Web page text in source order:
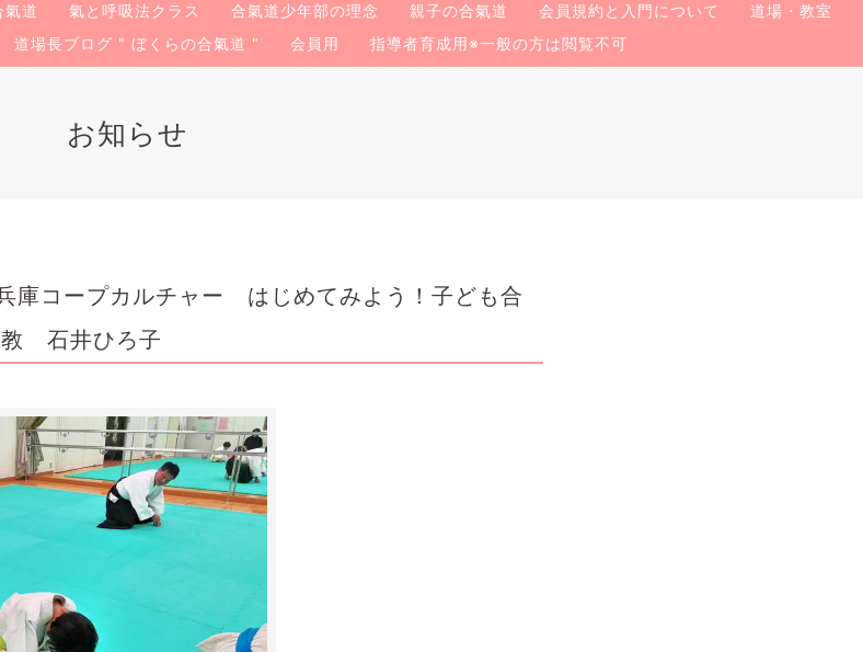
氣道 氣と呼吸法クラス 合氣道少年部の理念 親子の合氣道 会員規約と入門について
道場・教室
道場長ブログ " ぼくらの合氣道 " 会員用 指導者育成用※一般の方は閲覧不可
お知らせ
庫コープカルチャー はじめてみよう！子ども合
石井ひろ子